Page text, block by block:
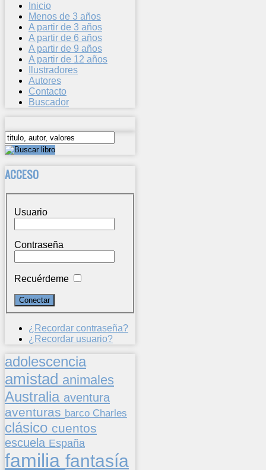
Inicio
Menos de 3 años
A partir de 3 años
A partir de 6 años
A partir de 9 años
A partir de 12 años
Ilustradores
Autores
Contacto
Buscador
ACCESO
Usuario
Contraseña
Recuérdeme
¿Recordar contraseña?
¿Recordar usuario?
adolescencia
amistad animales
Australia aventura
aventuras barco Charles
clásico cuentos
escuela España
familia fantasía